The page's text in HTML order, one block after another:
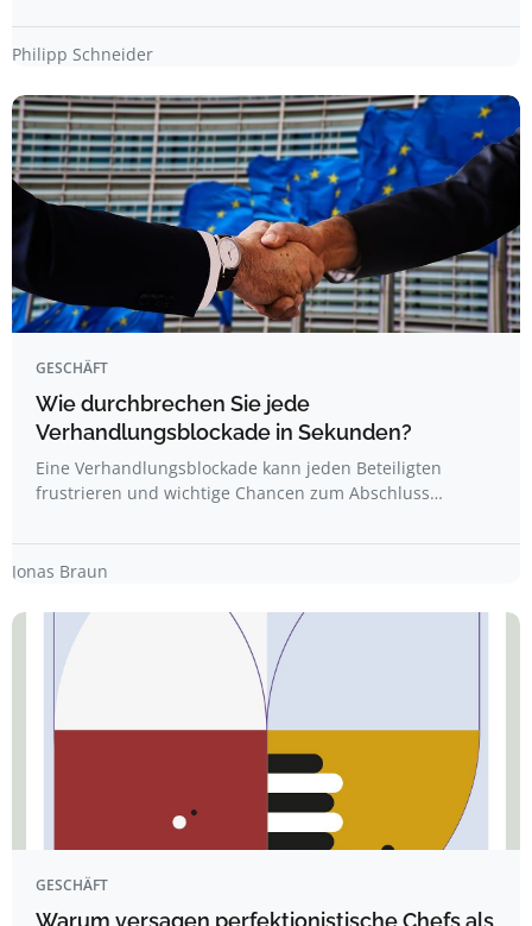
Philipp Schneider
GESCHÄFT
Wie durchbrechen Sie jede
Verhandlungsblockade in Sekunden?
Eine Verhandlungsblockade kann jeden Beteiligten
frustrieren und wichtige Chancen zum Abschluss…
Jonas Braun
GESCHÄFT
Warum versagen perfektionistische Chefs als